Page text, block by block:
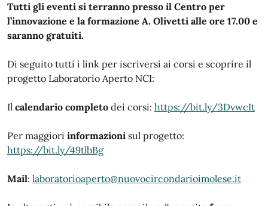
Tutti gli eventi si terranno presso il Centro per
l’innovazione e la formazione A. Olivetti alle ore 17.00 e
saranno gratuiti.
Di seguito tutti i link per iscriversi ai corsi e scoprire il
progetto Laboratorio Aperto NCI:
Il calendario completo dei corsi: https://bit.ly/3DvwcIt
Per maggiori informazioni sul progetto:
https://bit.ly/49tlbBg
Mail: laboratorioaperto@nuovocircondarioimolese.it